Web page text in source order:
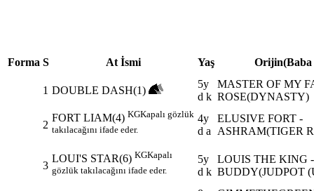
Forma S At İsmi Yaş Orijin(Baba
1 DOUBLE DASH(1)
5y
d k
MASTER OF MY
ROSE(DYNASTY)
2
FORT LIAM(4) KGKapalı gözlük
takılacağını ifade eder.
4y
d a
ELUSIVE FORT -
ASHRAM(TIGER
3
LOUI'S STAR(6) KGKapalı
gözlük takılacağını ifade eder.
5y
d k
LOUIS THE KING
BUDDY(JUDPOT